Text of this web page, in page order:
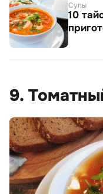
Супы
10
9.